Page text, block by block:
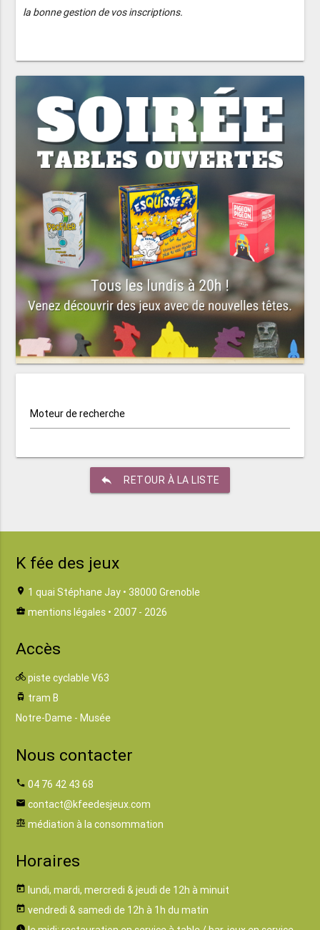
la bonne gestion de vos inscriptions.
Moteur de recherche
reply RETOUR À LA LISTE
K fée des jeux
location_on 1 quai Stéphane Jay • 38000 Grenoble
business_center mentions légales • 2007 - 2026
Accès
directions_bike piste cyclable V63
tram tram B
Notre-Dame - Musée
Nous contacter
phone 04 76 42 43 68
email contact@kfeedesjeux.com
balance médiation à la consommation
Horaires
today lundi, mardi, mercredi & jeudi de 12h à minuit
today vendredi & samedi de 12h à 1h du matin